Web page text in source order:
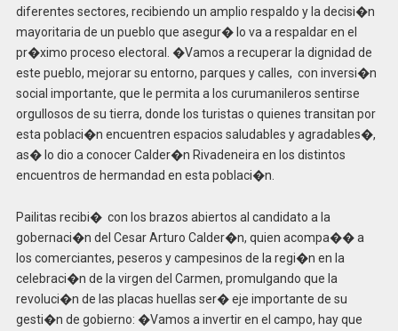
diferentes sectores, recibiendo un amplio respaldo y la decisi�n
mayoritaria de un pueblo que asegur� lo va a respaldar en el
pr�ximo proceso electoral. �Vamos a recuperar la dignidad de
este pueblo, mejorar su entorno, parques y calles, con inversi�n
social importante, que le permita a los curumanileros sentirse
orgullosos de su tierra, donde los turistas o quienes transitan por
esta poblaci�n encuentren espacios saludables y agradables�,
as� lo dio a conocer Calder�n Rivadeneira en los distintos
encuentros de hermandad en esta poblaci�n.
Pailitas recibi� con los brazos abiertos al candidato a la
gobernaci�n del Cesar Arturo Calder�n, quien acompa�� a
los comerciantes, peseros y campesinos de la regi�n en la
celebraci�n de la virgen del Carmen, promulgando que la
revoluci�n de las placas huellas ser� eje importante de su
gesti�n de gobierno: �Vamos a invertir en el campo, hay que